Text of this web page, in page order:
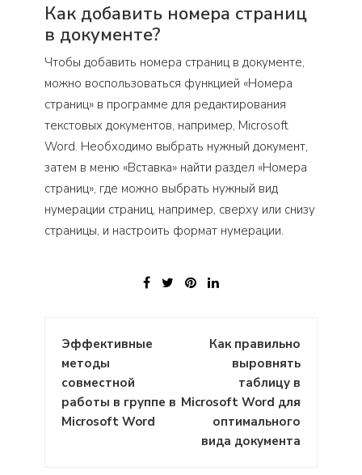
Как добавить номера страниц
в документе?
Чтобы добавить номера страниц в документе,
можно воспользоваться функцией «Номера
страниц» в программе для редактирования
текстовых документов, например, Microsoft
Word. Необходимо выбрать нужный документ,
затем в меню «Вставка» найти раздел «Номера
страниц», где можно выбрать нужный вид
нумерации страниц, например, сверху или снизу
страницы, и настроить формат нумерации.
Навигация
по
записям
Эффективные
методы
совместной
работы в группе в
Microsoft Word
Как правильно
выровнять
таблицу в
Microsoft Word для
оптимального
вида документа